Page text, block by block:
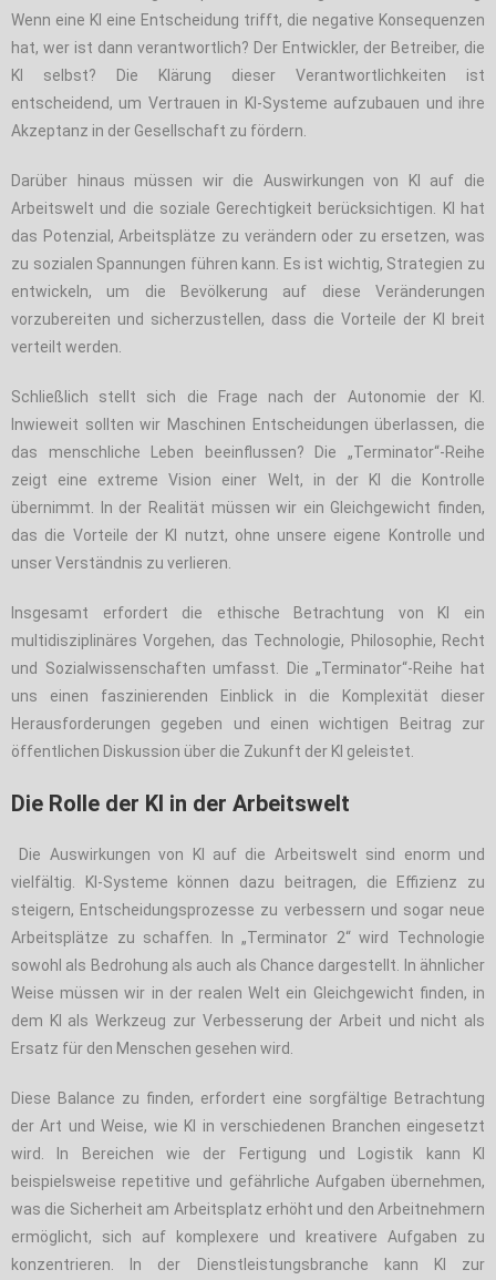
Wenn eine KI eine Entscheidung trifft, die negative Konsequenzen
hat, wer ist dann verantwortlich? Der Entwickler, der Betreiber, die
KI selbst? Die Klärung dieser Verantwortlichkeiten ist
entscheidend, um Vertrauen in KI-Systeme aufzubauen und ihre
Akzeptanz in der Gesellschaft zu fördern.
Darüber hinaus müssen wir die Auswirkungen von KI auf die
Arbeitswelt und die soziale Gerechtigkeit berücksichtigen. KI hat
das Potenzial, Arbeitsplätze zu verändern oder zu ersetzen, was
zu sozialen Spannungen führen kann. Es ist wichtig, Strategien zu
entwickeln, um die Bevölkerung auf diese Veränderungen
vorzubereiten und sicherzustellen, dass die Vorteile der KI breit
verteilt werden.
Schließlich stellt sich die Frage nach der Autonomie der KI.
Inwieweit sollten wir Maschinen Entscheidungen überlassen, die
das menschliche Leben beeinflussen? Die „Terminator“-Reihe
zeigt eine extreme Vision einer Welt, in der KI die Kontrolle
übernimmt. In der Realität müssen wir ein Gleichgewicht finden,
das die Vorteile der KI nutzt, ohne unsere eigene Kontrolle und
unser Verständnis zu verlieren.
Insgesamt erfordert die ethische Betrachtung von KI ein
multidisziplinäres Vorgehen, das Technologie, Philosophie, Recht
und Sozialwissenschaften umfasst. Die „Terminator“-Reihe hat
uns einen faszinierenden Einblick in die Komplexität dieser
Herausforderungen gegeben und einen wichtigen Beitrag zur
öffentlichen Diskussion über die Zukunft der KI geleistet.
Die Rolle der KI in der Arbeitswelt
Die Auswirkungen von KI auf die Arbeitswelt sind enorm und
vielfältig. KI-Systeme können dazu beitragen, die Effizienz zu
steigern, Entscheidungsprozesse zu verbessern und sogar neue
Arbeitsplätze zu schaffen. In „Terminator 2“ wird Technologie
sowohl als Bedrohung als auch als Chance dargestellt. In ähnlicher
Weise müssen wir in der realen Welt ein Gleichgewicht finden, in
dem KI als Werkzeug zur Verbesserung der Arbeit und nicht als
Ersatz für den Menschen gesehen wird.
Diese Balance zu finden, erfordert eine sorgfältige Betrachtung
der Art und Weise, wie KI in verschiedenen Branchen eingesetzt
wird. In Bereichen wie der Fertigung und Logistik kann KI
beispielsweise repetitive und gefährliche Aufgaben übernehmen,
was die Sicherheit am Arbeitsplatz erhöht und den Arbeitnehmern
ermöglicht, sich auf komplexere und kreativere Aufgaben zu
konzentrieren. In der Dienstleistungsbranche kann KI zur